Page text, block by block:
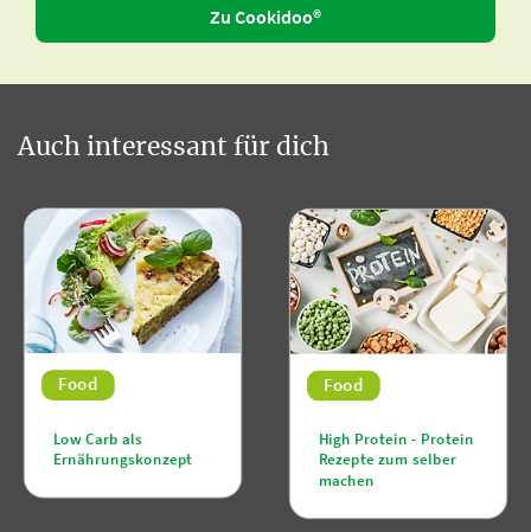
Zu Cookidoo®
Auch interessant für dich
Food
Low Carb als
Ernährungskonzept
Food
High Protein - Protein
Rezepte zum selber
machen